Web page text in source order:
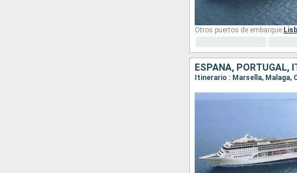
Otros puertos de embarque:
ESPAÑA, PORTUGAL,
Itinerario : Marsella, Malaga,